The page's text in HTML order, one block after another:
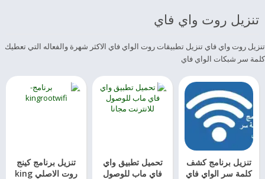
تنزيل روت واي فاي
تنزيل روت واي فاي تنزيل تطبيقات روت الواي فاي الاكثر شهرة والفعاله التي تعطيك
كلمة سر شبكات الواي فاي
تنزيل برنامج كشف
كلمة سر الواي فاي
تحميل تطبيق واي
فاي ماب للوصول
تنزيل برنامج كينج
روت الاصلي king